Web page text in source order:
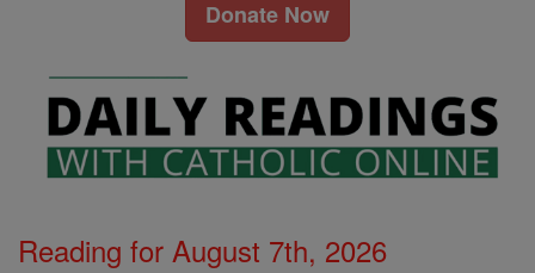
Donate Now
Reading for August 7th, 2026